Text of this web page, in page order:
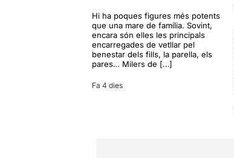
Hi ha poques figures més potents
que una mare de família. Sovint,
encara són elles les principals
encarregades de vetllar pel
benestar dels fills, la parella, els
pares… Milers de […]
Fa 4 dies